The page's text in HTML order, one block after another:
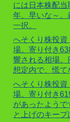
には日本株配
年、早いな～。
一択。
へそくり株投
場。寄り付き
響される相場
想定内で、慌て
へそくり株投
場。寄り付き
があったよう
と上げのキープ